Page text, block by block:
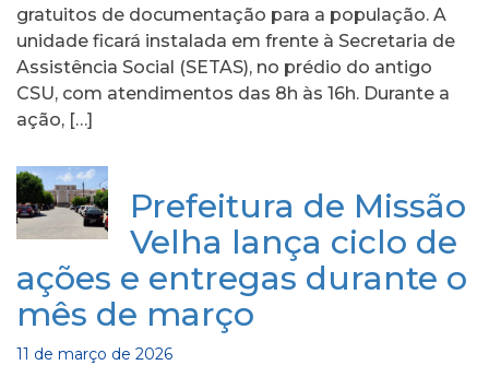
gratuitos de documentação para a população. A
unidade ficará instalada em frente à Secretaria de
Assistência Social (SETAS), no prédio do antigo
CSU, com atendimentos das 8h às 16h. Durante a
ação, […]
Prefeitura de Missão
Velha lança ciclo de
ações e entregas durante o
mês de março
11 de março de 2026